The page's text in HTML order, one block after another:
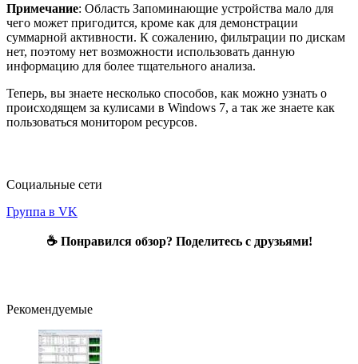
Примечание: Область Запоминающие устройства мало для
чего может пригодится, кроме как для демонстрации
суммарной активности. К сожалению, фильтрации по дискам
нет, поэтому нет возможности использовать данную
информацию для более тщательного анализа.
Теперь, вы знаете несколько способов, как можно узнать о
происходящем за кулисами в Windows 7, а так же знаете как
пользоваться монитором ресурсов.
Социальные сети
Группа в VK
☕ Понравился обзор? Поделитесь с друзьями!
Рекомендуемые